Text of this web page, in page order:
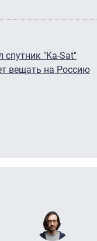
спутник "Ka-Sat"
вещать на Россию